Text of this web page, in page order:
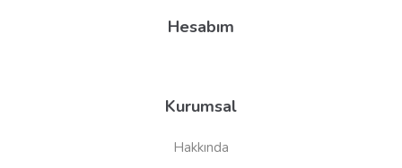
Hesabım
Kurumsal
Hakkında